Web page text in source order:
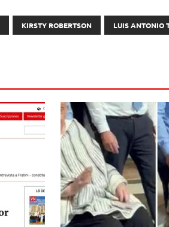
KIRSTY ROBERTSON LUIS ANTONIO